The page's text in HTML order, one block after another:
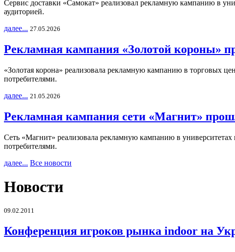
Сервис доставки «Самокат» реализовал рекламную кампанию в
аудиторией.
далее... 27.05.2026
Рекламная кампания «Золотой короны»
«Золотая корона» реализовала рекламную кампанию в торговых
потребителями.
далее... 21.05.2026
Рекламная кампания сети «Магнит»
Сеть «Магнит» реализовала рекламную кампанию в университетах
потребителями.
далее... Все новости
Новости
09.02.2011
Конференция игроков рынка indoor на